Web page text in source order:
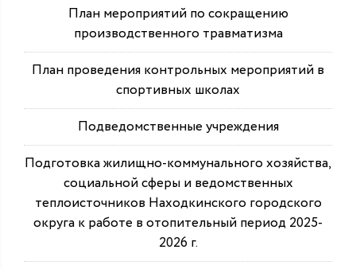
План мероприятий по сокращению
производственного травматизма
План проведения контрольных мероприятий в
спортивных школах
Подведомственные учреждения
Подготовка жилищно-коммунального хозяйства,
социальной сферы и ведомственных
теплоисточников Находкинского городского
округа к работе в отопительный период 2025-
2026 г.